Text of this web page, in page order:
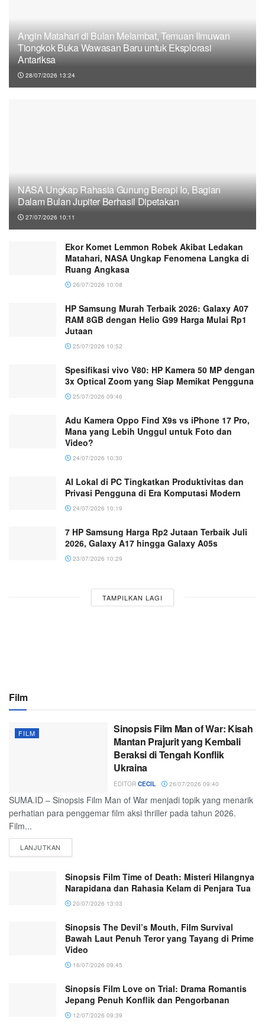
Angin Matahari di Bulan Melambat, Temuan Ilmuwan
Tiongkok Buka Wawasan Baru untuk Eksplorasi
Antariksa
28/07/2026 13:24
NASA Ungkap Rahasia Gunung Berapi Io, Bagian
Dalam Bulan Jupiter Berhasil Dipetakan
27/07/2026 10:11
Ekor Komet Lemmon Robek Akibat Ledakan
Matahari, NASA Ungkap Fenomena Langka di
Ruang Angkasa
26/07/2026 10:08
HP Samsung Murah Terbaik 2026: Galaxy A07
RAM 8GB dengan Helio G99 Harga Mulai Rp1
Jutaan
25/07/2026 10:52
Spesifikasi vivo V80: HP Kamera 50 MP dengan
3x Optical Zoom yang Siap Memikat Pengguna
25/07/2026 09:46
Adu Kamera Oppo Find X9s vs iPhone 17 Pro,
Mana yang Lebih Unggul untuk Foto dan
Video?
24/07/2026 10:30
AI Lokal di PC Tingkatkan Produktivitas dan
Privasi Pengguna di Era Komputasi Modern
24/07/2026 10:19
7 HP Samsung Harga Rp2 Jutaan Terbaik Juli
2026, Galaxy A17 hingga Galaxy A05s
23/07/2026 10:29
TAMPILKAN LAGI
Film
FILM
Sinopsis Film Man of War: Kisah
Mantan Prajurit yang Kembali
Beraksi di Tengah Konflik
Ukraina
EDITOR CECIL 26/07/2026 09:40
SUMA.ID – Sinopsis Film Man of War menjadi topik yang menarik
perhatian para penggemar film aksi thriller pada tahun 2026.
Film...
LANJUTKAN
Sinopsis Film Time of Death: Misteri Hilangnya
Narapidana dan Rahasia Kelam di Penjara Tua
20/07/2026 13:03
Sinopsis The Devil’s Mouth, Film Survival
Bawah Laut Penuh Teror yang Tayang di Prime
Video
16/07/2026 09:45
Sinopsis Film Love on Trial: Drama Romantis
Jepang Penuh Konflik dan Pengorbanan
12/07/2026 09:39